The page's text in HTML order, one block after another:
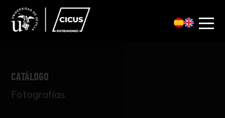
CATÁLOGO
Fotografías